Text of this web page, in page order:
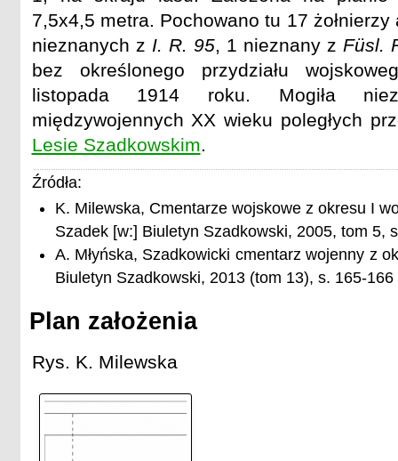
7,5x4,5 metra. Pochowano tu 17
nieznanych z I. R. 95, 1 nieznany z Füsl.
bez określonego przydziału
listopada 1914 roku. Mogiła
międzywojennych XX wieku poległych
Lesie Szadkowskim.
Źródła:
K. Milewska, Cmentarze wojskowe z okresu I
Szadek [w:] Biuletyn Szadkowski, 2005, tom 5,
A. Młyńska, Szadkowicki cmentarz wojenny z
Biuletyn Szadkowski, 2013 (tom 13), s. 165-166
Plan założenia
Rys. K. Milewska